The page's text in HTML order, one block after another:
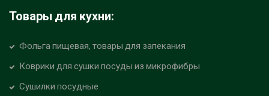
Товары для кухни:
Фольга пищевая, товары для запекания
Коврики для сушки посуды из микрофибры
Сушилки посудные